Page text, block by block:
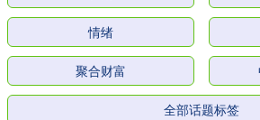
情绪
聚合财富
全部话题标签